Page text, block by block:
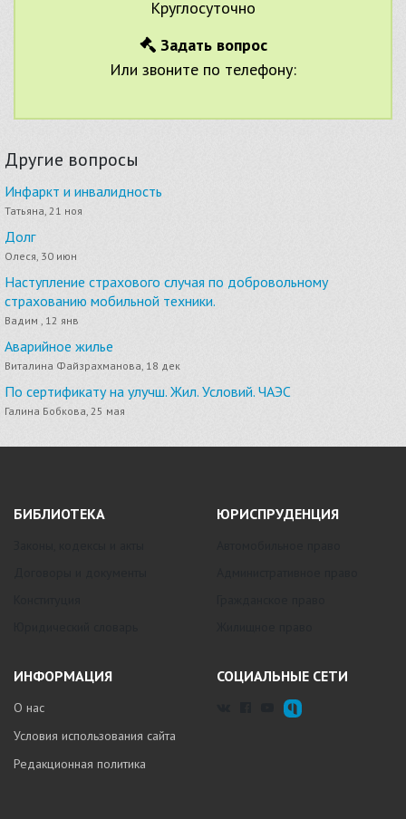
Круглосуточно
Задать вопрос
Или звоните по телефону:
Другие вопросы
Инфаркт и инвалидность
Татьяна, 21 ноя
Долг
Олеся, 30 июн
Наступление страхового случая по добровольному
страхованию мобильной техники.
Вадим , 12 янв
Аварийное жилье
Виталина Файзрахманова, 18 дек
По сертификату на улучш. Жил. Условий. ЧАЭС
Галина Бобкова, 25 мая
БИБЛИОТЕКА ЮРИСПРУДЕНЦИЯ
ИНФОРМАЦИЯ
О нас
Условия использования сайта
Редакционная политика
СОЦИАЛЬНЫЕ СЕТИ